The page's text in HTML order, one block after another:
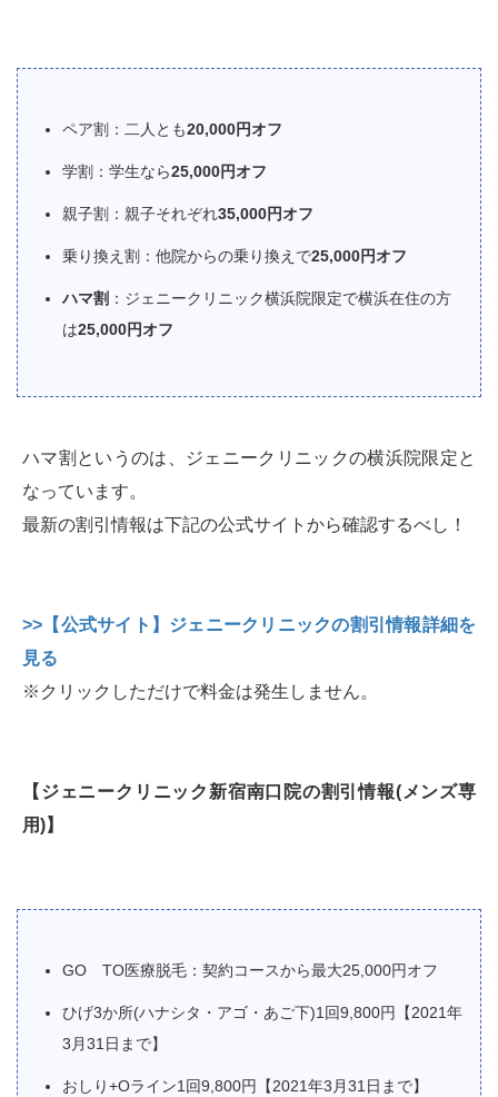
ペア割：二人とも20,000円オフ
学割：学生なら25,000円オフ
親子割：親子それぞれ35,000円オフ
乗り換え割：他院からの乗り換えで25,000円オフ
ハマ割 ：ジェニークリニック横浜院限定で横浜在住の方
は25,000円オフ
ハマ割というのは、ジェニークリニックの横浜院限定と
なっています。
最新の割引情報は下記の公式サイトから確認するべし！
>>【公式サイト】ジェニークリニックの割引情報詳細を
見る
※クリックしただけで料金は発生しません。
【ジェニークリニック新宿南口院の割引情報(メンズ専
用)】
GO TO医療脱毛：契約コースから最大25,000円オフ
ひげ3か所(ハナシタ・アゴ・あご下)1回9,800円【2021年
3月31日まで】
おしり+Oライン1回9,800円【2021年3月31日まで】